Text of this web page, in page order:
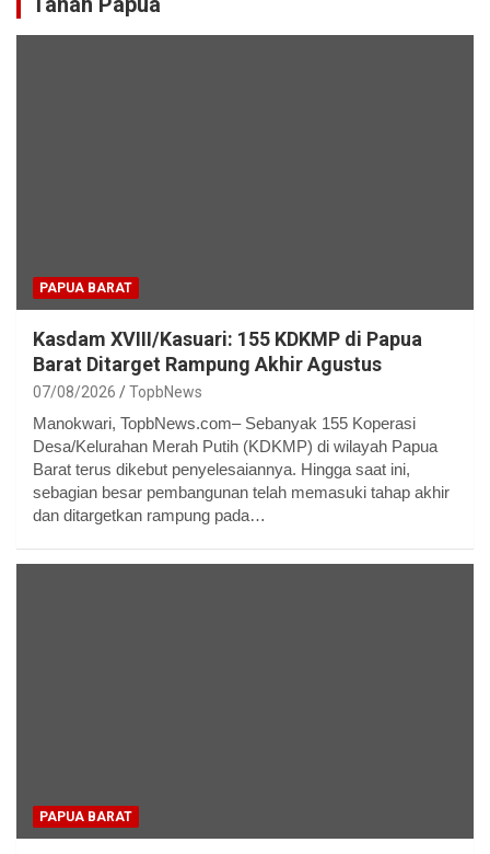
PAPUA BARAT
Kasdam XVIII/Kasuari: 155 KDKMP di Papua
Barat Ditarget Rampung Akhir Agustus
07/08/2026 TopbNews
Manokwari, TopbNews.com– Sebanyak 155 Koperasi
Desa/Kelurahan Merah Putih (KDKMP) di wilayah Papua
Barat terus dikebut penyelesaiannya. Hingga saat ini,
sebagian besar pembangunan telah memasuki tahap akhir
dan ditargetkan rampung pada…
PAPUA BARAT